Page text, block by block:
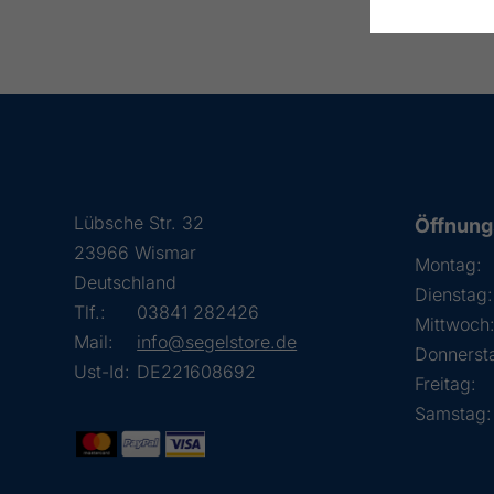
Lübsche Str. 32
23966 Wismar
Deutschland
Tlf.:
03841 282426
Mail:
info@segelstore.de
Ust-Id: DE221608692
Montag:
Dienstag:
Mittwoch:
Freitag:
Samstag: